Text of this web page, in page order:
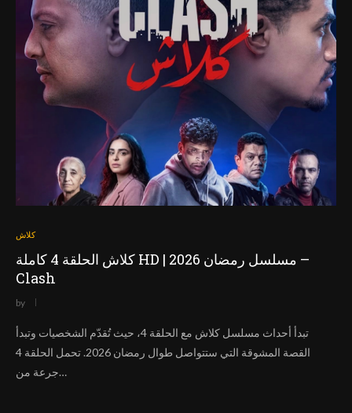
كلاش
كلاش الحلقة 4 كاملة HD | مسلسل رمضان 2026 –
Clash
by
تبدأ أحداث مسلسل كلاش مع الحلقة 4، حيث تُقدّم الشخصيات وتبدأ
القصة المشوقة التي ستتواصل طوال رمضان 2026. تحمل الحلقة 4
جرعة من…